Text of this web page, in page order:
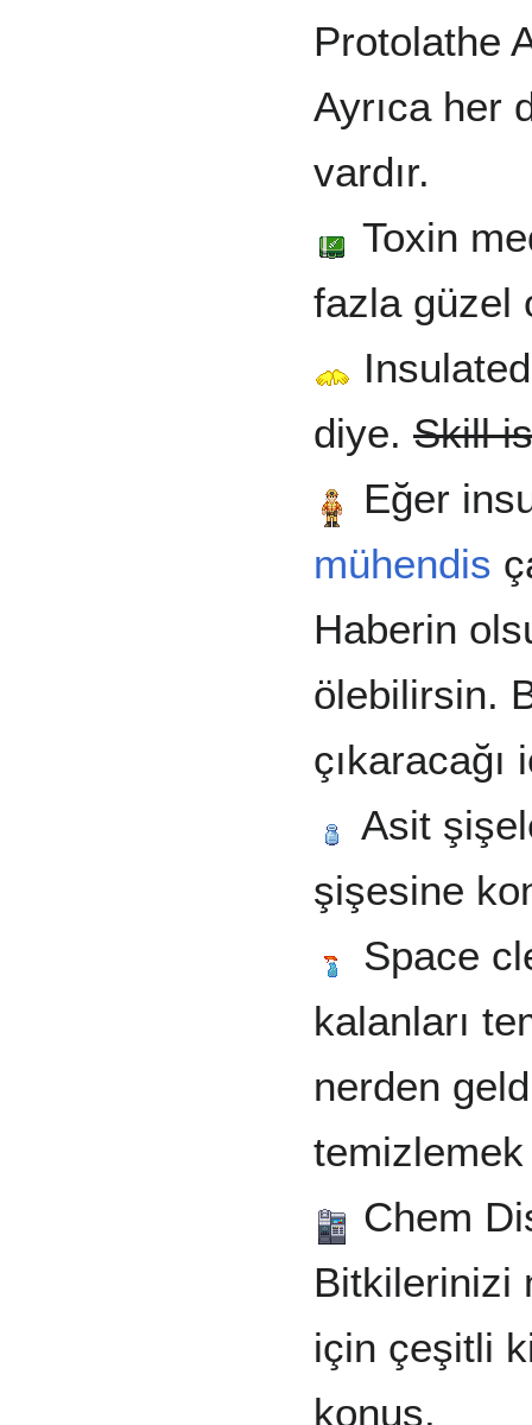
Protolathe
Ayrıca her
vardır.
Toxin
fazla güzel
diye. Skill
Eğer
mühendis
Haberin
ölebilirsin.
Asit
şişesine
Space
kalanları
nerden
Chem
Bitkilerinizi
için çeşitli
konuş.